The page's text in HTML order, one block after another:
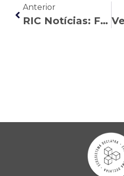
Anterior
RIC Notícias: Fabiana Oliveira explica as regras do pagamento do 13º salário